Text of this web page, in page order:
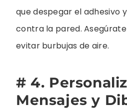
que despegar el adhesivo
contra la pared.
evitar burbujas de aire.
# 4.
Mensajes y